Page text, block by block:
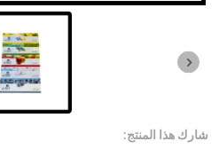
شارك هذا المنتج: